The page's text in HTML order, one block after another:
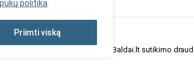
politika
Priimti viską
Visos teisės saugomos. Be TauBaldai.lt sutikimo